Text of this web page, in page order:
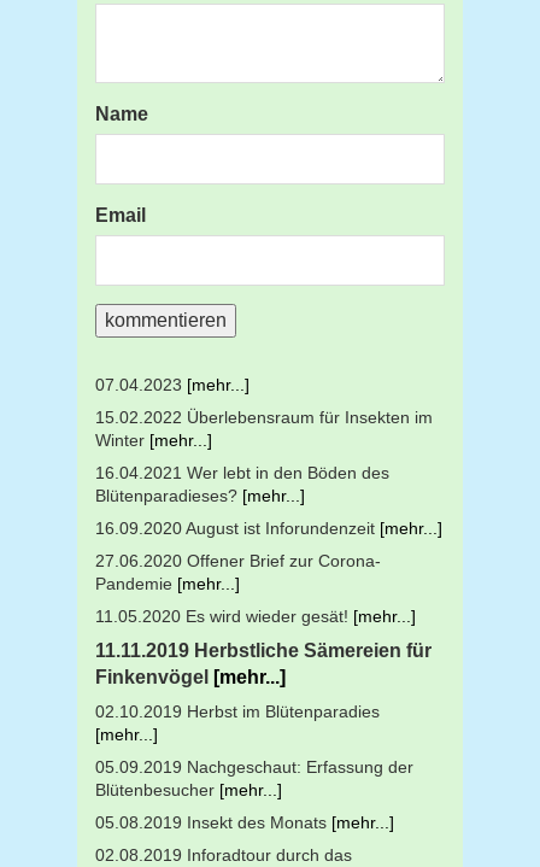
Name
Email
07.04.2023 [mehr...]
15.02.2022 Überlebensraum für Insekten im
Winter [mehr...]
16.04.2021 Wer lebt in den Böden des
Blütenparadieses? [mehr...]
16.09.2020 August ist Inforundenzeit [mehr...]
27.06.2020 Offener Brief zur Corona-
Pandemie [mehr...]
11.05.2020 Es wird wieder gesät! [mehr...]
11.11.2019 Herbstliche Sämereien für
Finkenvögel
[mehr...]
02.10.2019 Herbst im Blütenparadies
[mehr...]
05.09.2019 Nachgeschaut: Erfassung der
Blütenbesucher [mehr...]
05.08.2019 Insekt des Monats [mehr...]
02.08.2019 Inforadtour durch das